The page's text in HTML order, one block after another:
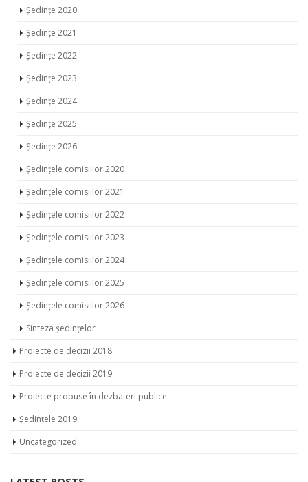
Ședințe 2020
Ședințe 2021
Ședințe 2022
Ședințe 2023
Ședințe 2024
Ședințe 2025
Ședințe 2026
Ședințele comisiilor 2020
Ședințele comisiilor 2021
Ședințele comisiilor 2022
Ședințele comisiilor 2023
Ședințele comisiilor 2024
Ședințele comisiilor 2025
Ședințele comisiilor 2026
Sinteza ședințelor
Proiecte de decizii 2018
Proiecte de decizii 2019
Proiecte propuse în dezbateri publice
Ședințele 2019
Uncategorized